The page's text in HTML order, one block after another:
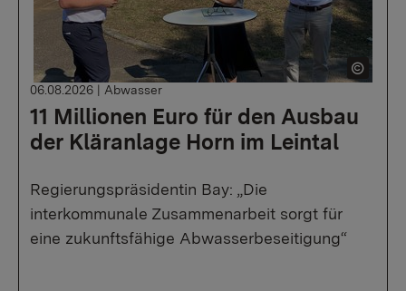
11 Millionen Euro für den Ausbau
der Kläranlage Horn im Leintal
06.08.2026 | Abwasser
Regierungspräsidentin Bay: „Die
interkommunale Zusammenarbeit sorgt für
eine zukunftsfähige Abwasserbeseitigung“